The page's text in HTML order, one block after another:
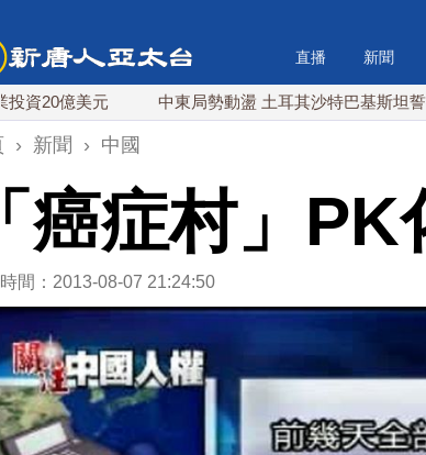
直播 新聞
元 中東局勢動盪 土耳其沙特巴基斯坦誓共同防禦
› 新聞 › 中國
「癌症村」
間：2013-08-07 21:24:50